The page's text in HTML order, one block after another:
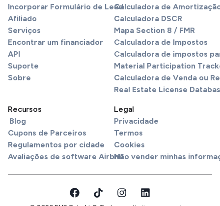
Incorporar Formulário de Lead
Afiliado
Serviços
Encontrar um financiador
API
Suporte
Sobre
Calculadora de
Calculadora DSCR
Mapa Section 8 / FMR
Calculadora de Impostos
Calculadora de impostos
Material Participation
Calculadora de Venda ou
Real Estate License
Recursos
Blog
Cupons de Parceiros
Regulamentos por cidade
Avaliações de software Airbnb
Legal
Privacidade
Termos
Cookies
Não vender minhas